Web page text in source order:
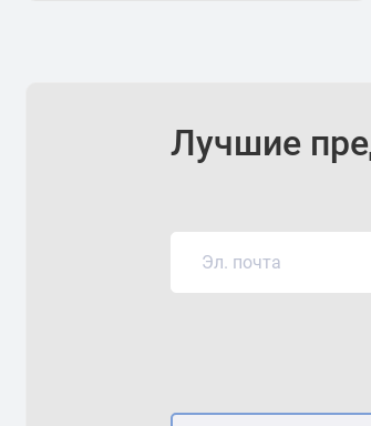
Лучшие